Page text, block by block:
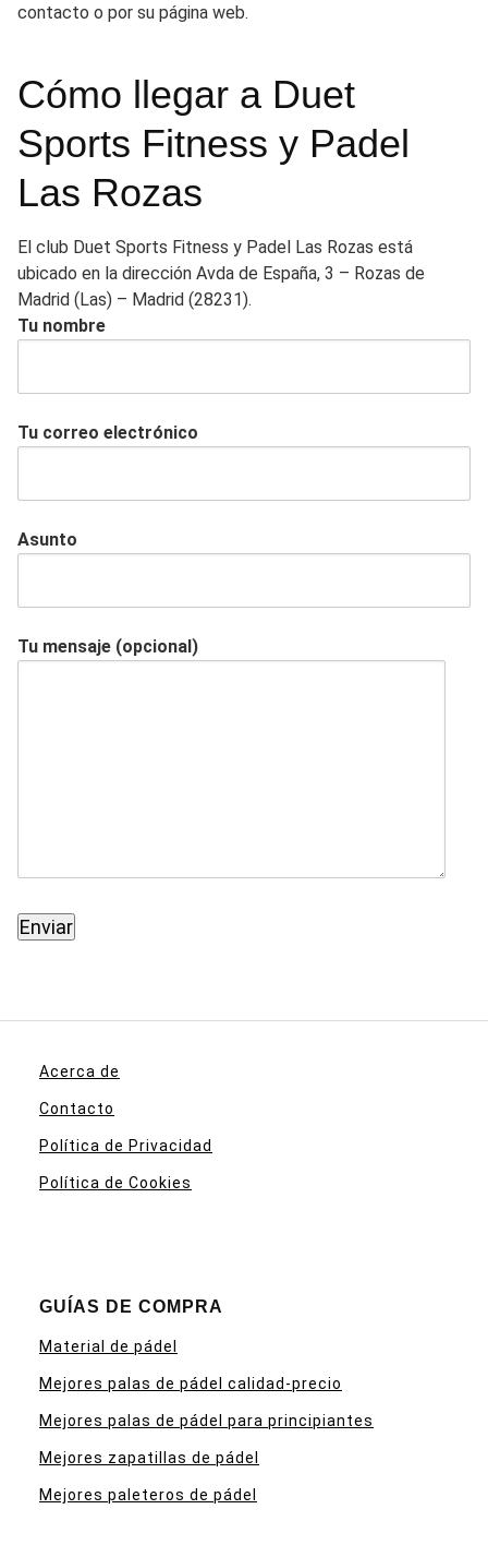
contacto o por su página web.
Cómo llegar a Duet
Sports Fitness y Padel
Las Rozas
El club Duet Sports Fitness y Padel Las Rozas está
ubicado en la dirección Avda de España, 3 – Rozas de
Madrid (Las) – Madrid (28231).
Tu nombre
Tu correo electrónico
Asunto
Tu mensaje (opcional)
Acerca de
Contacto
Política de Privacidad
Política de Cookies
GUÍAS DE COMPRA
Material de pádel
Mejores palas de pádel calidad-precio
Mejores palas de pádel para principiantes
Mejores zapatillas de pádel
Mejores paleteros de pádel